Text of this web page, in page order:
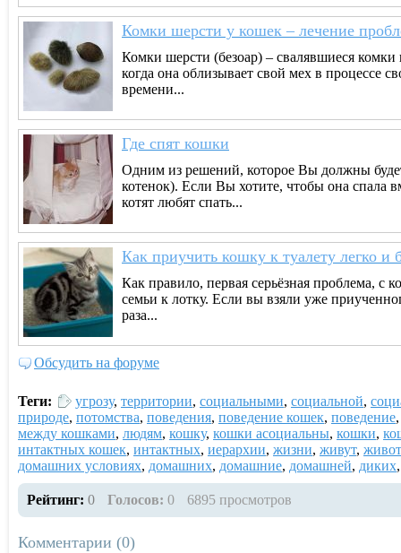
Комки шерсти у кошек – лечение
Комки шерсти (безоар) – свалявшиеся
когда она облизывает свой мех в процессе
времени...
Где спят кошки
Одним из решений, которое Вы должны
котенок). Если Вы хотите, чтобы она спала
котят любят спать...
Как приучить кошку к туалету легко и
Как правило, первая серьёзная проблема, с
семьи к лотку. Если вы взяли уже
раза...
Обсудить на форуме
Теги: угрозу, территории, социальными, социальной,
природе, потомства, поведения, поведение кошек, поведение
между кошками, людям, кошку, кошки асоциальны, кошки,
интактных кошек, интактных, иерархии, жизни, живут,
домашних условиях, домашних, домашние, домашней, диких
Рейтинг: 0 Голосов: 0 6895 просмотров
Комментарии (0)